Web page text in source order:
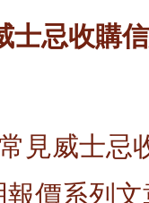
士忌收購
見威士忌
價系列